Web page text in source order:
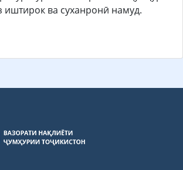
иштирок ва суханронӣ намуд.